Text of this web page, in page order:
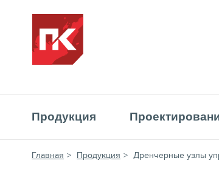
Продукция
Главная > Продукция > Дренчерные узлы